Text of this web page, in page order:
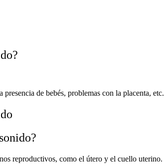
presencia de bebés, problemas con la placenta, etc.
reproductivos, como el útero y el cuello uterino.